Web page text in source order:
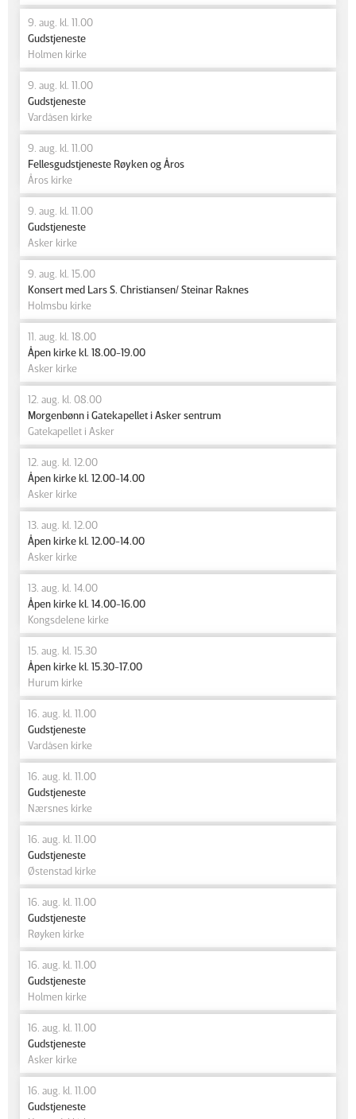
9. aug. kl. 11.00
Gudstjeneste
Holmen kirke
9. aug. kl. 11.00
Gudstjeneste
Vardåsen kirke
9. aug. kl. 11.00
Fellesgudstjeneste Røyken og Åros
Åros kirke
9. aug. kl. 11.00
Gudstjeneste
Asker kirke
9. aug. kl. 15.00
Konsert med Lars S. Christiansen/ Steinar Raknes
Holmsbu kirke
11. aug. kl. 18.00
Åpen kirke kl. 18.00-19.00
Asker kirke
12. aug. kl. 08.00
Morgenbønn i Gatekapellet i Asker sentrum
Gatekapellet i Asker
12. aug. kl. 12.00
Åpen kirke kl. 12.00-14.00
Asker kirke
13. aug. kl. 12.00
Åpen kirke kl. 12.00-14.00
Asker kirke
13. aug. kl. 14.00
Åpen kirke kl. 14.00-16.00
Kongsdelene kirke
15. aug. kl. 15.30
Åpen kirke kl. 15.30-17.00
Hurum kirke
16. aug. kl. 11.00
Gudstjeneste
Vardåsen kirke
16. aug. kl. 11.00
Gudstjeneste
Nærsnes kirke
16. aug. kl. 11.00
Gudstjeneste
Østenstad kirke
16. aug. kl. 11.00
Gudstjeneste
Røyken kirke
16. aug. kl. 11.00
Gudstjeneste
Holmen kirke
16. aug. kl. 11.00
Gudstjeneste
Asker kirke
16. aug. kl. 11.00
Gudstjeneste